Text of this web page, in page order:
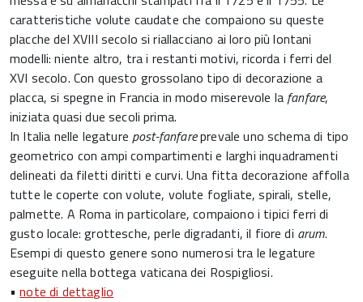
caratteristiche volute caudate che compaiono su queste
placche del XVIII secolo si riallacciano ai loro più lontani
modelli: niente altro, tra i restanti motivi, ricorda i ferri del
XVI secolo. Con questo grossolano tipo di decorazione a
placca, si spegne in Francia in modo miserevole la fanfare,
iniziata quasi due secoli prima.
In Italia nelle legature post-fanfareprevale uno schema di tipo
geometrico con ampi compartimenti e larghi inquadramenti
delineati da filetti diritti e curvi. Una fitta decorazione affolla
tutte le coperte con volute, volute fogliate, spirali, stelle,
palmette. A Roma in particolare, compaiono i tipici ferri di
gusto locale: grottesche, perle digradanti, il fiore di arum.
Esempi di questo genere sono numerosi tra le legature
eseguite nella bottega vaticana dei Rospigliosi.
•note di dettaglio